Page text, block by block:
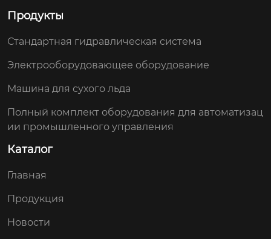
Продукты
Стандартная гидравлическая система
Электрооборудовающее оборудование
Машина для сухого льда
Полный комплект оборудования для автоматизац
ии промышленного управления
Каталог
Главная
Продукция
Новости